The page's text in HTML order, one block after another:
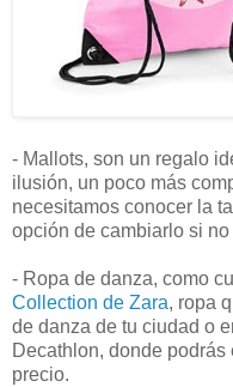
- Mallots, son un regalo
ilusión, un poco más
necesitamos conocer la
opción de cambiarlo si
- Ropa de danza, como
Collection de Zara, ropa
de danza de tu ciudad o
Decathlon, donde
precio.